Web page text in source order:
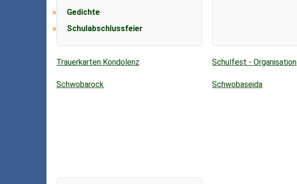
Gedichte
Schulabschlussfeier
Trauerkarten Kondolenz Schulfest - Organisation
Schwobarock Schwobaseida